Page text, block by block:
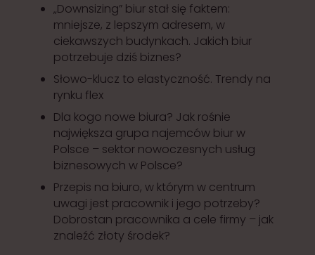
„Downsizing” biur stał się faktem:
mniejsze, z lepszym adresem, w
ciekawszych budynkach. Jakich biur
potrzebuje dziś biznes?
Słowo-klucz to elastyczność. Trendy na
rynku flex
Dla kogo nowe biura? Jak rośnie
największa grupa najemców biur w
Polsce – sektor nowoczesnych usług
biznesowych w Polsce?
Przepis na biuro, w którym w centrum
uwagi jest pracownik i jego potrzeby?
Dobrostan pracownika a cele firmy – jak
znaleźć złoty środek?